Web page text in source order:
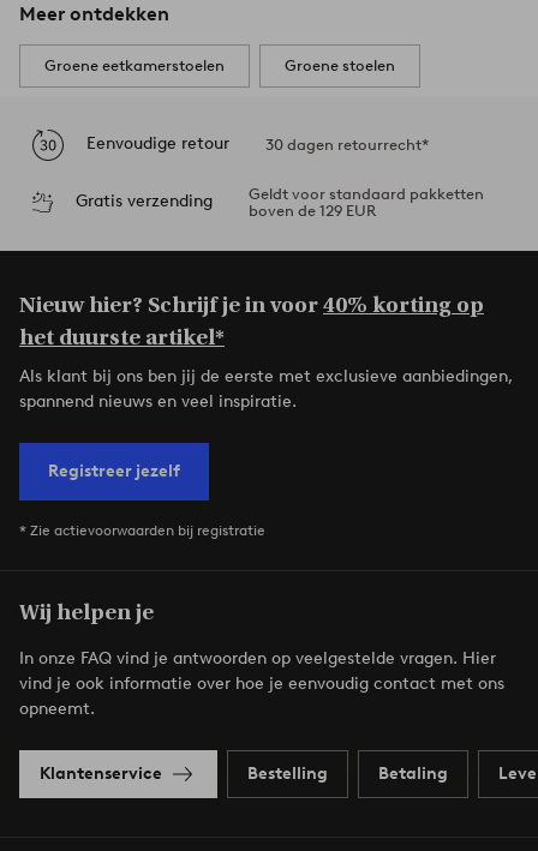
Meer ontdekken
Groene eetkamerstoelen Groene stoelen
Eenvoudige retour 30 dagen retourrecht*
Gratis verzending
Geldt voor standaard pakketten
boven de 129 EUR
Nieuw hier? Schrijf je in voor40% korting op
het duurste artikel*
Als klant bij ons ben jij de eerste met exclusieve aanbiedingen,
spannend nieuws en veel inspiratie.
Registreer jezelf
* Zie actievoorwaarden bij registratie
Wij helpen je
In onze FAQ vind je antwoorden op veelgestelde vragen. Hier
vind je ook informatie over hoe je eenvoudig contact met ons
opneemt.
Klantenservice Bestelling Betaling